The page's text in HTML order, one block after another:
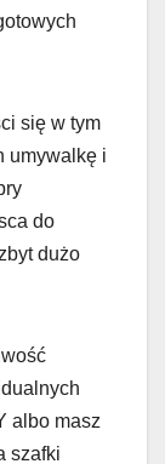
się w tym
umywalkę i
do
dużo
albo masz
szafki